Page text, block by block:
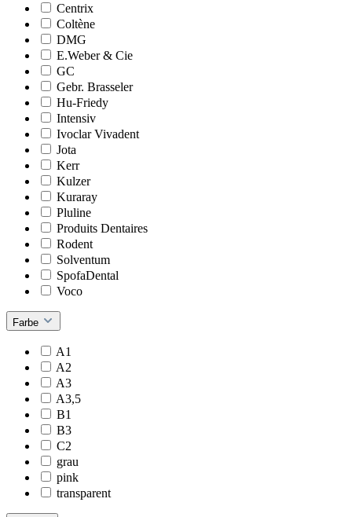
Centrix
Coltène
DMG
E.Weber & Cie
GC
Gebr. Brasseler
Hu-Friedy
Intensiv
Ivoclar Vivadent
Jota
Kerr
Kulzer
Kuraray
Pluline
Produits Dentaires
Rodent
Solventum
SpofaDental
Voco
Farbe
A1
A2
A3
A3,5
B1
B3
C2
grau
pink
transparent